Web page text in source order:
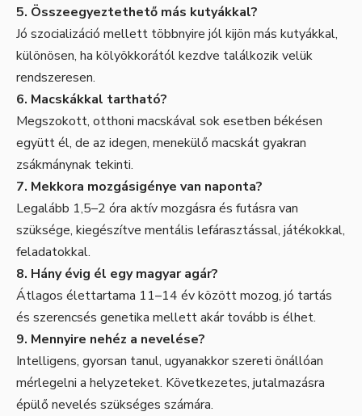
5. Összeegyeztethető más kutyákkal?
Jó szocializáció mellett többnyire jól kijön más kutyákkal,
különösen, ha kölyökkorától kezdve találkozik velük
rendszeresen.
6. Macskákkal tartható?
Megszokott, otthoni macskával sok esetben békésen
együtt él, de az idegen, menekülő macskát gyakran
zsákmánynak tekinti.
7. Mekkora mozgásigénye van naponta?
Legalább 1,5–2 óra aktív mozgásra és futásra van
szüksége, kiegészítve mentális lefárasztással, játékokkal,
feladatokkal.
8. Hány évig él egy magyar agár?
Átlagos élettartama 11–14 év között mozog, jó tartás
és szerencsés genetika mellett akár tovább is élhet.
9. Mennyire nehéz a nevelése?
Intelligens, gyorsan tanul, ugyanakkor szereti önállóan
mérlegelni a helyzeteket. Következetes, jutalmazásra
épülő nevelés szükséges számára.